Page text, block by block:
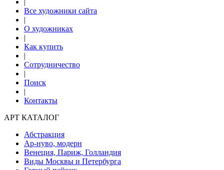
|
Все художники сайта
|
О художниках
|
Как купить
|
Сотрудничество
|
Поиск
|
Контакты
АРТ КАТАЛОГ
Абстракция
Ар-нуво, модерн
Венеция, Париж, Голландия
Виды Москвы и Петербурга